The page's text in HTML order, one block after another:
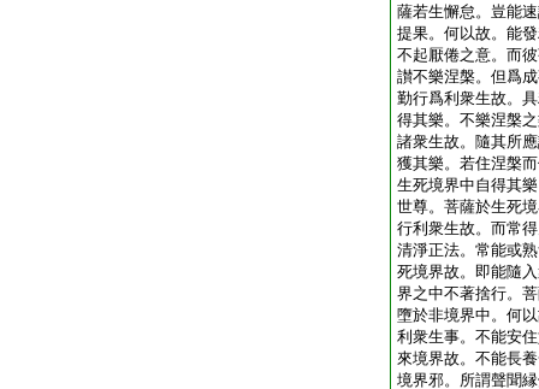
薩若生懈怠。豈能
提果。何以故。能
不起厭倦之意。而
讃不樂涅槃。但爲
勤行爲利衆生故。
得其樂。不樂涅槃
諸衆生故。隨其所
獲其樂。若住涅槃
生死境界中自得其
世尊。菩薩於生死
行利衆生故。而常
清淨正法。常能或
死境界故。即能隨
界之中不著捨行。
墮於非境界中。何
利衆生事。不能安
來境界故。不能長
境界邪。所謂聲聞